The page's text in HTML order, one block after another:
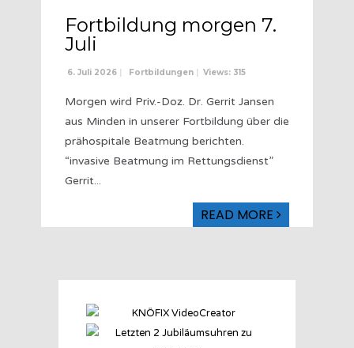
Fortbildung morgen 7.
Juli
6. Juli 2026 Fortbildungen Views: 315
Morgen wird Priv.-Doz. Dr. Gerrit Jansen
aus Minden in unserer Fortbildung über die
prähospitale Beatmung berichten.
“invasive Beatmung im Rettungsdienst”
Gerrit...
READ MORE